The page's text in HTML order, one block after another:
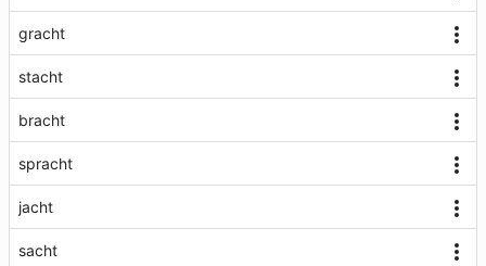
gracht
stacht
bracht
spracht
jacht
sacht